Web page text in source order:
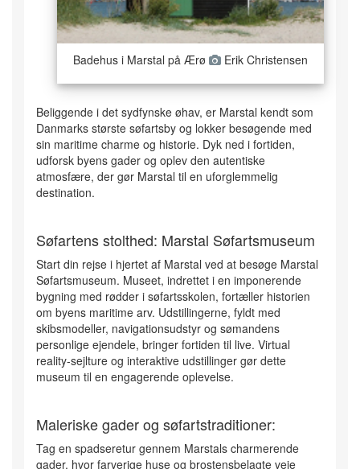
Badehus i Marstal på Ærø Erik Christensen
Beliggende i det sydfynske øhav, er Marstal kendt som
Danmarks største søfartsby og lokker besøgende med
sin maritime charme og historie. Dyk ned i fortiden,
udforsk byens gader og oplev den autentiske
atmosfære, der gør Marstal til en uforglemmelig
destination.
Søfartens stolthed: Marstal Søfartsmuseum
Start din rejse i hjertet af Marstal ved at besøge Marstal
Søfartsmuseum. Museet, indrettet i en imponerende
bygning med rødder i søfartsskolen, fortæller historien
om byens maritime arv. Udstillingerne, fyldt med
skibsmodeller, navigationsudstyr og sømandens
personlige ejendele, bringer fortiden til live. Virtual
reality-sejlture og interaktive udstillinger gør dette
museum til en engagerende oplevelse.
Maleriske gader og søfartstraditioner:
Tag en spadseretur gennem Marstals charmerende
gader, hvor farverige huse og brostensbelagte veje